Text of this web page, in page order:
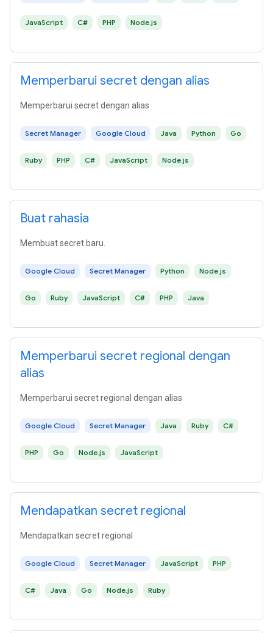
JavaScript C# PHP Node.js
Memperbarui secret dengan alias
Memperbarui secret dengan alias
Secret Manager Google Cloud Java Python Go
Ruby PHP C# JavaScript Node.js
Buat rahasia
Membuat secret baru.
Google Cloud Secret Manager Python Node.js
Go Ruby JavaScript C# PHP Java
Memperbarui secret regional dengan
alias
Memperbarui secret regional dengan alias
Google Cloud Secret Manager Java Ruby C#
PHP Go Node.js JavaScript
Mendapatkan secret regional
Mendapatkan secret regional
Google Cloud Secret Manager JavaScript PHP
C# Java Go Node.js Ruby